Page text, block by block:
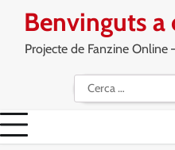
content
Benvinguts
Projecte de Fanzine
Cerca: